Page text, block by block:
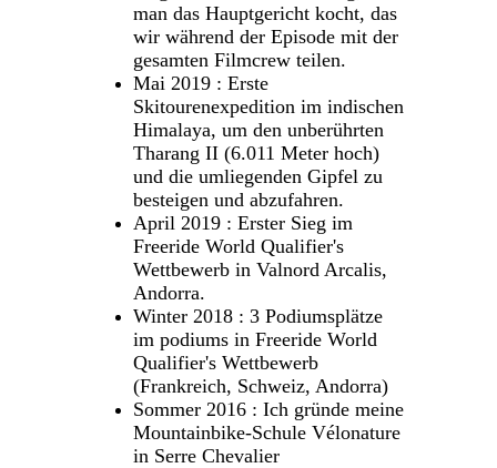
man das Hauptgericht kocht, das
wir während der Episode mit der
gesamten Filmcrew teilen.
Mai 2019 : Erste
Skitourenexpedition im indischen
Himalaya, um den unberührten
Tharang II (6.011 Meter hoch)
und die umliegenden Gipfel zu
besteigen und abzufahren.
April 2019 : Erster Sieg im
Freeride World Qualifier's
Wettbewerb in Valnord Arcalis,
Andorra.
Winter 2018 : 3 Podiumsplätze
im podiums in Freeride World
Qualifier's Wettbewerb
(Frankreich, Schweiz, Andorra)
Sommer 2016 : Ich gründe meine
Mountainbike-Schule Vélonature
in Serre Chevalier